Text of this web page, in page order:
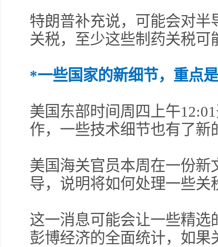
特朗普补充说，可能会对
关税，至少这些制药关税可
*一些国家的新细节，重点
美国东部时间周四上午
作，一些技术细节也有了新
美国海关官员本周在一份
导，说明将如何处理一些关
这一消息可能会让一些精
彭博经济的全面统计，如
许
完